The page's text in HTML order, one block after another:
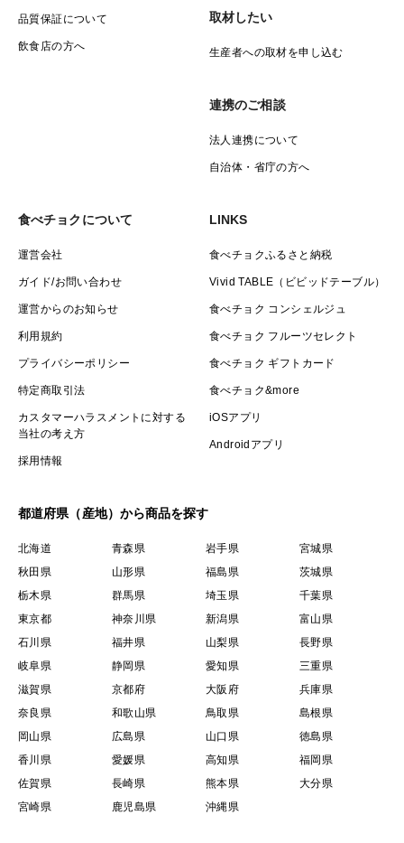
品質保証について
飲食店の方へ
取材したい
生産者への取材を申し込む
連携のご相談
法人連携について
自治体・省庁の方へ
食べチョクについて
運営会社
ガイド/お問い合わせ
運営からのお知らせ
利用規約
プライバシーポリシー
特定商取引法
カスタマーハラスメントに対する
当社の考え方
採用情報
LINKS
食べチョクふるさと納税
Vivid TABLE（ビビッドテーブル）
食べチョク コンシェルジュ
食べチョク フルーツセレクト
食べチョク ギフトカード
食べチョク&more
iOSアプリ
Androidアプリ
都道府県（産地）から商品を探す
北海道 青森県 岩手県
宮城県
秋田県
山形県 福島県
茨城県
栃木県
群馬県 埼玉県
千葉県
東京都
神奈川県 新潟県
富山県
石川県
福井県 山梨県
長野県
岐阜県
静岡県 愛知県
三重県
滋賀県
京都府 大阪府
兵庫県
奈良県
和歌山県 鳥取県
島根県
岡山県
広島県 山口県
徳島県
香川県
愛媛県 高知県
福岡県
佐賀県
長崎県 熊本県
大分県
宮崎県
鹿児島県 沖縄県